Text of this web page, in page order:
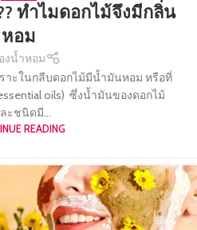
ทำไมดอกไม้จึงมีกลิ่น
หอม
งน้ำหอม
าะในกลีบดอกไม้มีน้ำมันหอม หรือที่
oils) ซึ่งน้ำมันของดอกไม้
ะชนิดมี...
READING